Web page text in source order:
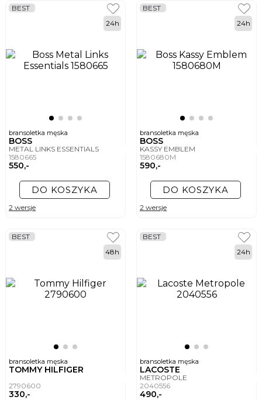
bransoletka męska
BOSS
METAL LINKS ESSENTIALS
1580665
550,-
BEST
24h
DO KOSZYKA
2 wersje
bransoletka męska
BOSS
KASSY EMBLEM
1580680M
590,-
BEST
24h
DO KOSZYKA
2 wersje
bransoletka męska
TOMMY HILFIGER
2790600
330,-
BEST
48h
bransoletka męska
LACOSTE
METROPOLE
2040556
490,-
BEST
24h